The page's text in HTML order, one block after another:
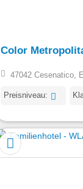
Color
47042 Cesenatico,
Preisniveau: